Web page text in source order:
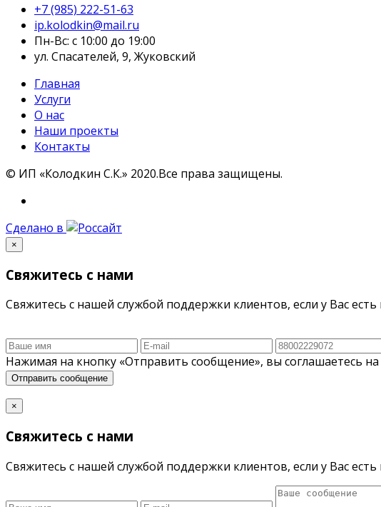
+7 (985) 222-51-63
ip.kolodkin@mail.ru
Пн-Вс: с 10:00 до 19:00
ул. Спасателей, 9, Жуковский
Главная
Услуги
О нас
Наши проекты
Контакты
© ИП «Колодкин С.К.» 2020.Все права защищены.
Сделано в
×
Свяжитесь с нами
Свяжитесь с нашей службой поддержки клиентов, если у Вас
Нажимая на кнопку «Отправить сообщение», вы соглашаетесь
Отправить сообщение
×
Свяжитесь с нами
Свяжитесь с нашей службой поддержки клиентов, если у Вас